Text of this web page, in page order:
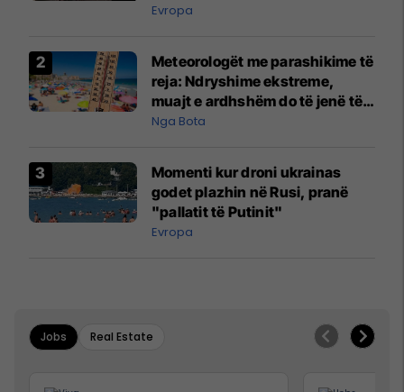
Evropa
Meteorologët me parashikime të
reja: Ndryshime ekstreme,
muajt e ardhshëm do të jenë të
pazakontë
Nga Bota
Momenti kur droni ukrainas
godet plazhin në Rusi, pranë
"pallatit të Putinit"
Evropa
Jobs Real Estate